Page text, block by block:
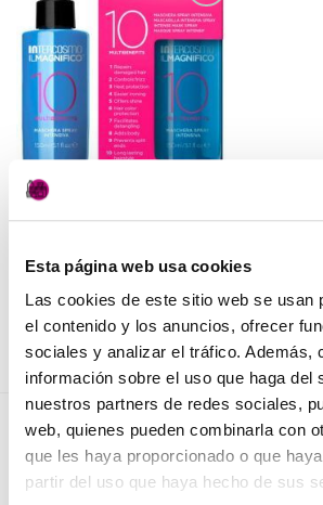
Esta página web usa cookies
Las cookies de este sitio web se usan
el contenido y los anuncios, ofrecer
sociales y analizar el tráfico. Además,
información sobre el uso que haga del
nuestros partners de redes sociales,
web, quienes pueden combinarla con
que les haya proporcionado o que
partir del uso que haya hecho de sus
Añadir
a la
lista de
deseos
Mascarilla Ilmagnífico
18,50€ (IVA incluido)
AÑADIR AL CARRITO
NOVEDADES